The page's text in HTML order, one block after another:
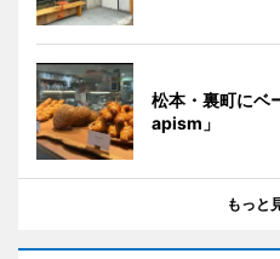
松本・裏町にベ
apism」
もっと